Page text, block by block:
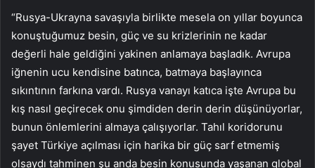
“Rusya-Ukrayna savaşıyla birlikte mesela on yıllar boyunca
konuştuğumuz besin, güç ve su krizlerinin ne kadar
değerli hale geldiğini yakinen anlamaya başladık. Avrupa
iğnenin ucu kendisine batınca, batmaya başlayınca
sıkıntının farkına vardı. Rusya vanayı katıca işte Avrupa bu
kış nasıl geçirecek onu şimdiden derin derin düşünüyorlar,
bunun önlemlerini almaya çalışıyorlar. Tahıl koridorunu
şayet Türkiye açılması için harika bir güç sarf etmemiş
olsaydı tahminen şu anda besin konusunda yaşanan global